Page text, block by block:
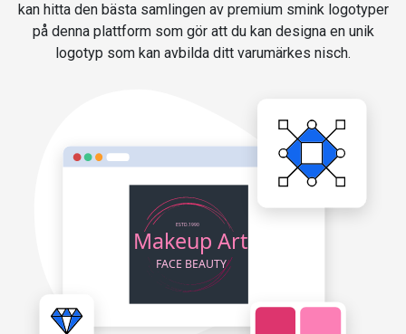
kan hitta den bästa samlingen av premium smink logotyper
på denna plattform som gör att du kan designa en unik
logotyp som kan avbilda ditt varumärkes nisch.